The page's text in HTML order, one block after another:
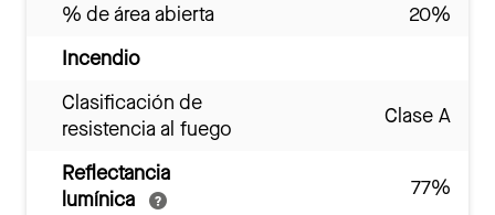
% de área abierta
20%
Incendio
Clasificación de
resistencia al fuego
Clase A
Reflectancia
lumínica
77%